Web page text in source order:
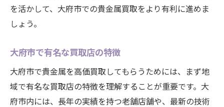
を活かして、大府市での貴金属買取をより有利に進めま
しょう。
大府市で有名な買取店の特徴
大府市で貴金属を高価買取してもらうためには、まず地
域で有名な買取店の特徴を理解することが重要です。大
府市内には、長年の実績を持つ老舗店舗や、最新の技術